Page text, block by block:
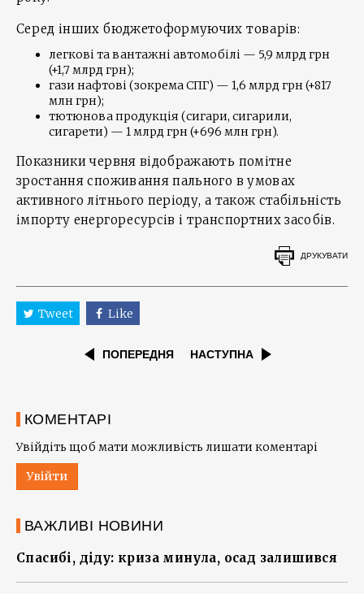
Серед інших бюджетоформуючих товарів:
легкові та вантажні автомобілі — 5,9 млрд грн
(+1,7 млрд грн);
гази нафтові (зокрема СПГ) — 1,6 млрд грн (+817
млн грн);
тютюнова продукція (сигари, сигарили,
сигарети) — 1 млрд грн (+696 млн грн).
Показники червня відображають помітне
зростання споживання пального в умовах
активного літнього періоду, а також стабільність
імпорту енергоресурсів і транспортних засобів.
ДРУКУВАТИ
Tweet Like
ПОПЕРЕДНЯ НАСТУПНА
КОМЕНТАРІ
Увійдіть щоб мати можливість лишати коментарі
Увійти
ВАЖЛИВІ НОВИНИ
Спасибі, діду: криза минула, осад залишився